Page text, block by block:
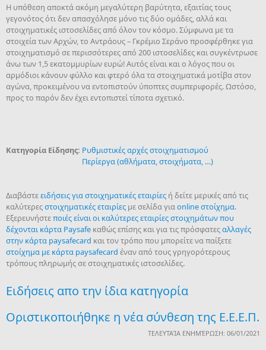
Η υπόθεση αποκτά ακόμη μεγαλύτερη βαρύτητα, εξαιτίας τους
γεγονότος ότι δεν απασχόλησε μόνο τις δύο ομάδες, αλλά και
στοιχηματικές ιστοσελίδες από όλον τον κόσμο. Σύμφωνα με τα
στοιχεία των Αρχών, το Αντράους – Γκρέμιο Σεράνο προσφέρθηκε για
στοιχηματισμό σε περισσότερες από 200 ιστοσελίδες και συγκέντρωσε
άνω των 1,5 εκατομμυρίων ευρώ! Αυτός είναι και ο λόγος που οι
αρμόδιοι κάνουν φύλλο και φτερό όλα τα στοιχηματικά μοτίβα στον
αγώνα, προκειμένου να εντοπιστούν ύποπτες συμπεριφορές. Ωστόσο,
προς το παρόν δεν έχει εντοπιστεί τίποτα σχετικό.
Κατηγορία Είδησης: Ρυθμιστικές αρχές στοιχηματισμού
Περίεργα (αθλήματα, στοιχήματα, …)
Διαβάστεειδήσεις για στοιχηματικές εταιρίες ή δείτε μερικές από τις
καλύτερεςστοιχηματικές εταιρίες με σελίδα γιαonline στοίχημα.
Εξερευνήστεποιές είναι οι καλύτερες εταιρίες στοιχημάτων που
δέχονται κάρτα Paysafe καθώς επίσης και για τις πρόσφατεςαλλαγές
στην κάρτα paysafecard και τον τρόπο που μπορείτε να παίξετε
στοίχημα με κάρτα paysafecard έναν από τους γρηγορότερους
τρόπους πληρωμής σε στοιχηματικές ιστοσελίδες.
Ειδήσεις απο την ίδια κατηγορία
Οριστικοποιήθηκε η νέα σύνθεση της Ε.Ε.Ε.Π.
ΤΕΛΕΥΤΑΊΑ ΕΝΗΜΈΡΩΣΗ: 06/01/2021